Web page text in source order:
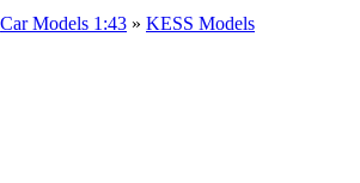
Car Models 1:43 » KESS Models